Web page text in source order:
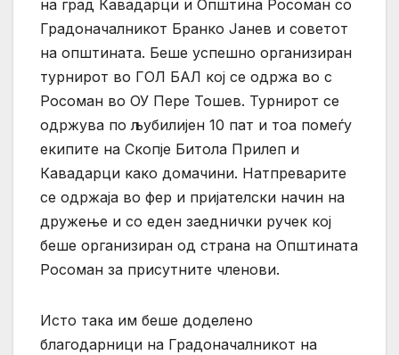
на град Кавадарци и Општина Росоман со
Градоначалникот Бранко Јанев и советот
на општината. Беше успешно организиран
турнирот во ГОЛ БАЛ кој се одржа во с
Росоман во ОУ Пере Тошев. Турнирот се
одржува по љубилијен 10 пат и тоа помеѓу
екипите на Скопје Битола Прилеп и
Кавадарци како домачини. Натпреварите
се одржаја во фер и пријателски начин на
дружење и со еден заеднички ручек кој
беше организиран од страна на Општината
Росоман за присутните членови.
Исто така им беше доделено
благодарници на Градоначалникот на